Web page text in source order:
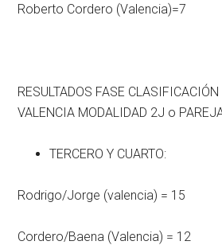
Roberto Cordero (Valencia)=7
RESULTADOS FASE
VALENCIA MODALIDAD 2J o
TERCERO Y CUARTO:
Rodrigo/Jorge (valencia) = 15
Cordero/Baena (Valencia) = 12